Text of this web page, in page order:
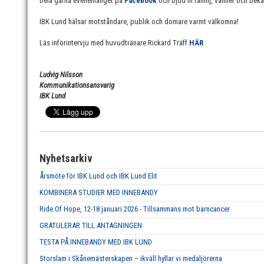
IBK Lund hälsar motståndare, publik och domare varmt välkomna!
Läs införintervju med huvudtränare Rickard Träff HÄR
Ludvig Nilsson
Kommunikationsansvarig
IBK Lund
Nyhetsarkiv
Årsmöte för IBK Lund och IBK Lund Elit
KOMBINERA STUDIER MED INNEBANDY
Ride Of Hope, 12-18 januari 2026 - Tillsammans mot barncancer
GRATULERAR TILL ANTAGNINGEN
TESTA PÅ INNEBANDY MED IBK LUND
Storslam i Skånemästerskapen – ikväll hyllar vi medaljörerna